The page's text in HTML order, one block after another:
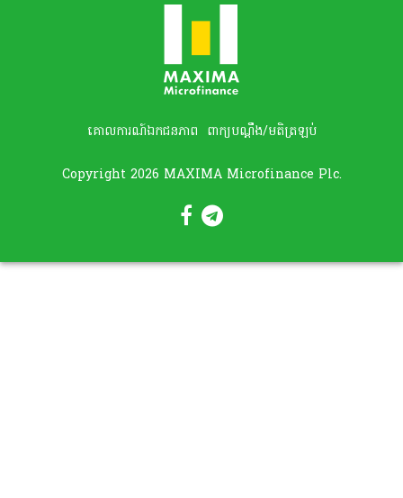
គោលការណ៍ឯកជនភាព ពាក្យបណ្តឹង/មតិត្រឡប់
Copyright 2026 MAXIMA Microfinance Plc.